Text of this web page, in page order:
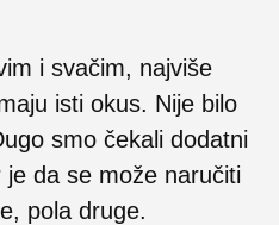
i svačim, najviše
isti okus. Nije bilo
smo čekali dodatni
da se može naručiti
pola druge.